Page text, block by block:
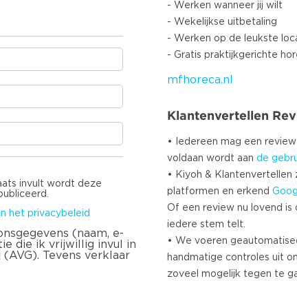
invult wordt deze
het privacybeleid
(naam, e-
die ik vrijwillig invul in
Tevens verklaar
- Werken wanneer jij wilt
- Wekelijkse uitbetaling
- Werken op de leukste
mfhoreca.nl
Klantenvertellen
• Iedereen mag een review
voldaan wordt aan de
• Kiyoh & Klantenvertellen
platformen en erkend
Of een review nu lovend is
iedere stem telt.
• We voeren
handmatige controles uit
zoveel mogelijk tegen te